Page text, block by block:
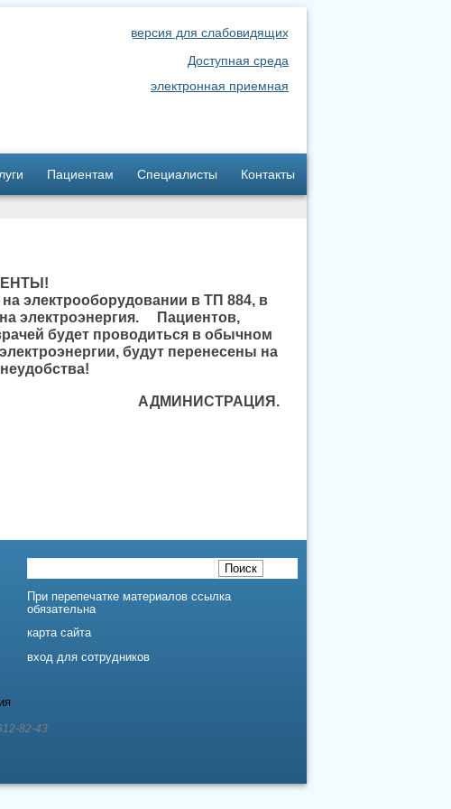
версия для слабовидящих
Доступная среда
электронная приемная
Пациентам Специалисты Контакты
электрооборудовании в ТП 884, в
электроэнергия. Пациентов,
будет проводиться в обычном
будут перенесены на
АДМИНИСТРАЦИЯ.
При перепечатке материалов ссылка
обязательна
карта сайта
вход для сотрудников
82-43.